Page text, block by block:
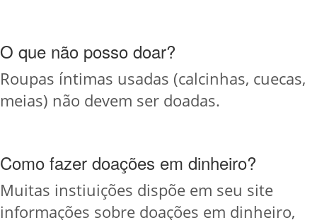
O que não posso doar?
Roupas íntimas usadas (calcinhas, cuecas,
meias) não devem ser doadas.
Como fazer doações em dinheiro?
Muitas instiuições dispõe em seu site
informações sobre doações em dinheiro,